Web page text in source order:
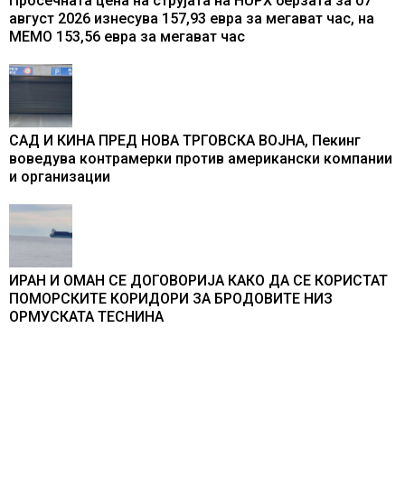
август 2026 изнесува 157,93 евра за мегават час, на
МЕМО 153,56 евра за мегават час
САД И КИНА ПРЕД НОВА ТРГОВСКА ВОЈНА, Пекинг
воведува контрамерки против американски компании
и организации
ИРАН И ОМАН СЕ ДОГОВОРИЈА КАКО ДА СЕ КОРИСТАТ
ПОМОРСКИТЕ КОРИДОРИ ЗА БРОДОВИТЕ НИЗ
ОРМУСКАТА ТЕСНИНА